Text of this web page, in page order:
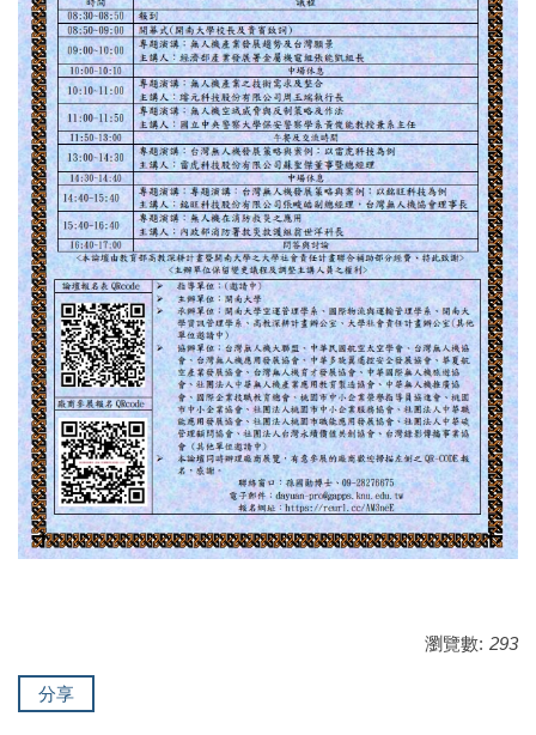
瀏覽數: 293
分享